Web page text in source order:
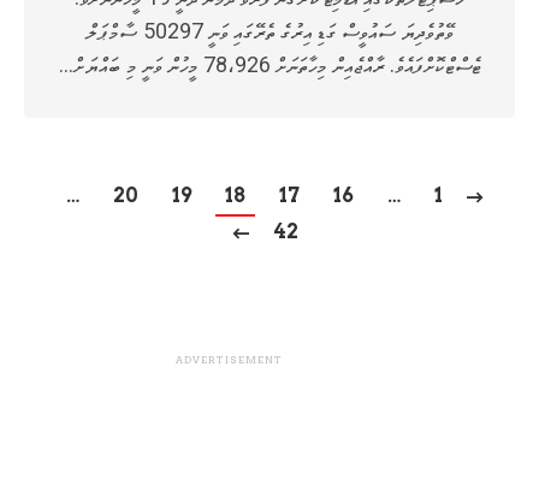
ވޭތުވެދިޔަ ސައުވީސް ގަޑި އިރުގެ ތެރޭގައި ވަނީ 50297 ސާމްޕަލް
ޓެސްޓްކޮށްފައެވެ. ރާއްޖެއިން މިހާތަނަށް 78،926 މީހުން ވަނީ މި ބައްޔަށް…
1
…
16
17
18
19
20
…
42